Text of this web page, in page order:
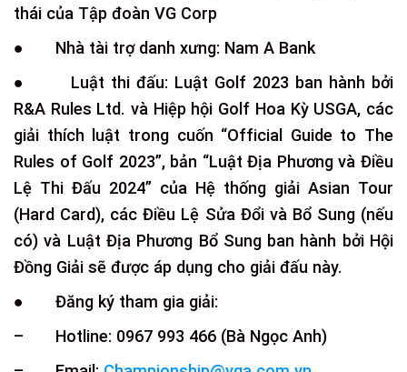
thái của Tập đoàn VG Corp
● Nhà tài trợ danh xưng: Nam A Bank
● Luật thi đấu: Luật Golf 2023 ban hành bởi
R&A Rules Ltd. và Hiệp hội Golf Hoa Kỳ USGA, các
giải thích luật trong cuốn “Official Guide to The
Rules of Golf 2023”, bản “Luật Địa Phương và Điều
Lệ Thi Đấu 2024” của Hệ thống giải Asian Tour
(Hard Card), các Điều Lệ Sửa Đổi và Bổ Sung (nếu
có) và Luật Địa Phương Bổ Sung ban hành bởi Hội
Đồng Giải sẽ được áp dụng cho giải đấu này.
● Đăng ký tham gia giải:
– Hotline: 0967 993 466 (Bà Ngọc Anh)